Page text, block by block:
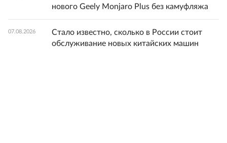
нового Geely Monjaro Plus без камуфляжа
07.08.2026
Стало известно, сколько в России стоит
обслуживание новых китайских машин